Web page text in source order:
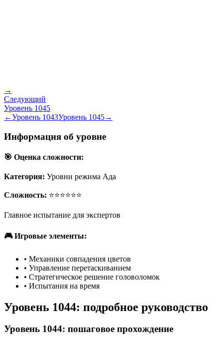
→
Следующий
Уровень 1045
←Уровень 1043Уровень 1045→
Информация об уровне
🎯 Оценка сложности:
Категория: Уровни режима Ада
Сложность: ⭐⭐⭐⭐⭐⭐
Главное испытание для экспертов
🎮 Игровые элементы:
• Механики совпадения цветов
• Управление перетаскиванием
• Стратегическое решение головоломок
• Испытания на время
Уровень 1044: подробное руководство
Уровень 1044: пошаговое прохождение